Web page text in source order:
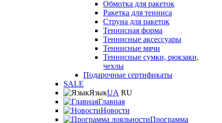
Обмотка для ракеток
Ракетка для тенниса
Струна для ракеток
Теннисная форма
Теннисные аксессуары
Теннисные мячи
Теннисные сумки, рюкзаки,
чехлы
Подарочные сертификаты
SALE
ЯзыкUA RU
Главная
Новости
Программа